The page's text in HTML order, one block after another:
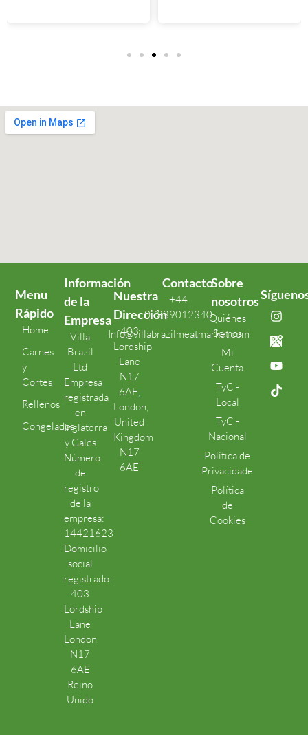
Menu
Rápido
Home
Carnes
y
Cortes
Rellenos
Congelados
Información
de la
Empresa
Villa
Brazil
Ltd
Empresa
registrada
en
Inglaterra
y Gales
Número
de
registro
de la
empresa:
14421623
Domicilio
social
registrado:
403
Lordship
Lane
London
N17
6AE
Reino
Unido
Nuestra
Dirección
403
Lordship
Lane
N17
6AE,
London,
United
Kingdom
N17
6AE
Contacto
+44
07389012340
Info@villabrazilmeatmarket.com
Sobre
nosotros
Quiénes
Somos
Mi
Cuenta
TyC -
Local
TyC -
Nacional
Política de
Privacidade
Política
de
Cookies